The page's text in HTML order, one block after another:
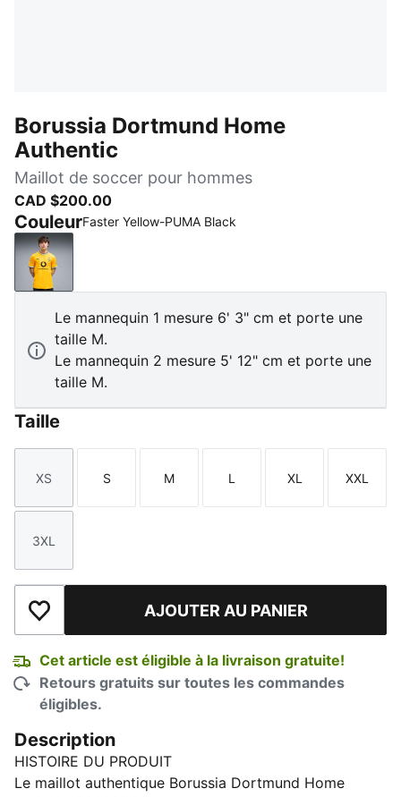
Borussia Dortmund Home
Authentic
Maillot de soccer pour hommes
CAD $200.00
CouleurFaster Yellow-PUMA Black
Faster Yellow-PUMA Black
Le mannequin 1 mesure 6' 3" cm et porte une
taille M.
Le mannequin 2 mesure 5' 12" cm et porte une
taille M.
Taille
Taille
XS
Taille
S
Taille
M
Taille
L
Taille
XL
Taille
XXL
Taille
3XL
Ajouter à la liste de souhaits
AJOUTER AU PANIER
Cet article est éligible à la livraison gratuite!
Retours gratuits sur toutes les commandes
éligibles.
Description
HISTOIRE DU PRODUIT
Le maillot authentique Borussia Dortmund Home